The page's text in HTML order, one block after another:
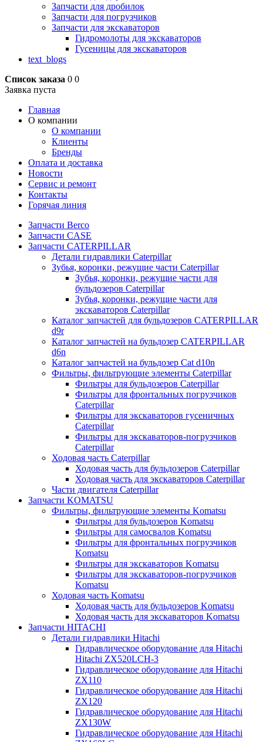
Запчасти для дробилок
Запчасти для погрузчиков
Запчасти для экскаваторов
Гидромолоты для экскаваторов
Гусеницы для экскаваторов
text_blogs
Список заказа 0 0
Заявка пуста
Главная
О компании
О компании
Клиенты
Бренды
Оплата и доставка
Новости
Сервис и ремонт
Контакты
Горячая линия
Запчасти Berco
Запчасти CASE
Запчасти CATERPILLAR
Детали гидравлики Caterpillar
Зубья, коронки, режущие части Caterpillar
Зубья, коронки, режущие части для
бульдозеров Caterpillar
Зубья, коронки, режущие части для
экскаваторов Caterpillar
Каталог запчастей для бульдозеров CATERPILLAR
d9r
Каталог запчастей на бульдозер CATERPILLAR
d6n
Каталог запчастей на бульдозер Сat d10n
Фильтры, фильтрующие элементы Caterpillar
Фильтры для бульдозеров Caterpillar
Фильтры для фронтальных погрузчиков
Caterpillar
Фильтры для экскаваторов гусеничных
Caterpillar
Фильтры для экскаваторов-погрузчиков
Caterpillar
Ходовая часть Caterpillar
Ходовая часть для бульдозеров Caterpillar
Ходовая часть для экскаваторов Caterpillar
Части двигателя Caterpillar
Запчасти KOMATSU
Фильтры, фильтрующие элементы Komatsu
Фильтры для бульдозеров Komatsu
Фильтры для самосвалов Komatsu
Фильтры для фронтальных погрузчиков
Komatsu
Фильтры для экскаваторов Komatsu
Фильтры для экскаваторов-погрузчиков
Komatsu
Ходовая часть Komatsu
Ходовая часть для бульдозеров Komatsu
Ходовая часть для экскаваторов Komatsu
Запчасти HITACHI
Детали гидравлики Hitachi
Гидравлическое оборудование для Hitachi
Hitachi ZX520LCH-3
Гидравлическое оборудование для Hitachi
ZX110
Гидравлическое оборудование для Hitachi
ZX120
Гидравлическое оборудование для Hitachi
ZX130W
Гидравлическое оборудование для Hitachi